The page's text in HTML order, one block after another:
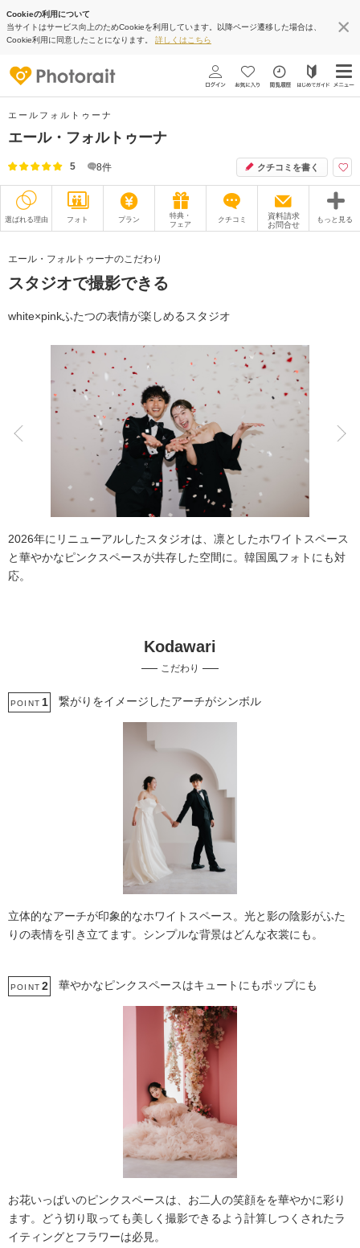
Cookieの利用について
当サイトはサービス向上のためCookieを利用しています。以降ページ遷移した場合は、
Cookie利用に同意したことになります。 詳しくはこちら
エールフォルトゥーナ
エール・フォルトゥーナ
5 8件 クチコミを書く
選ばれる理由 フォト プラン
特典・
フェア
クチコミ
資料請求
お問合せ
もっと見る
衣装
オプション ブログ
アクセス/TEL スタジオトップ
こだわりポイント
フォト＋会食
スタジオでの撮影
豊富なカラードレス
家族・友人と撮影
マタニティ用ドレス
豊富な色打掛・着物
ペットと撮影
エール・フォルトゥーナのこだわり
スタジオで撮影できる
white×pinkふたつの表情が楽しめるスタジオ
2026年にリニューアルしたスタジオは、凛としたホワイトスペース
と華やかなピンクスペースが共存した空間に。韓国風フォトにも対
応。
Kodawari
こだわり
POINT 1 繋がりをイメージしたアーチがシンボル
立体的なアーチが印象的なホワイトスペース。光と影の陰影がふた
りの表情を引き立てます。シンプルな背景はどんな衣裳にも。
POINT 2 華やかなピンクスペースはキュートにもポップにも
お花いっぱいのピンクスペースは、お二人の笑顔をを華やかに彩り
ます。どう切り取っても美しく撮影できるよう計算しつくされたラ
イティングとフラワーは必見。